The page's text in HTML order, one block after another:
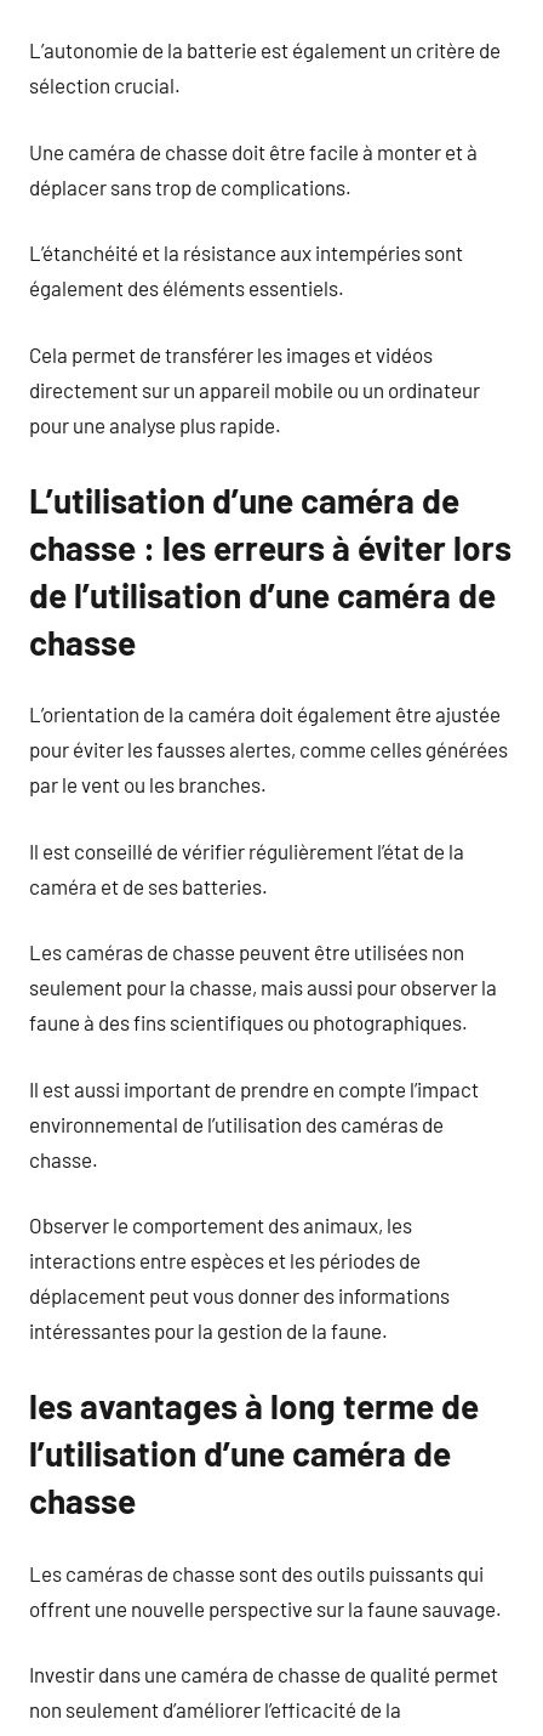
L’autonomie de la batterie est également un critère de
sélection crucial.
Une caméra de chasse doit être facile à monter et à
déplacer sans trop de complications.
L’étanchéité et la résistance aux intempéries sont
également des éléments essentiels.
Cela permet de transférer les images et vidéos
directement sur un appareil mobile ou un ordinateur
pour une analyse plus rapide.
L’utilisation d’une caméra de
chasse : les erreurs à éviter lors
de l’utilisation d’une caméra de
chasse
L’orientation de la caméra doit également être ajustée
pour éviter les fausses alertes, comme celles générées
par le vent ou les branches.
Il est conseillé de vérifier régulièrement l’état de la
caméra et de ses batteries.
Les caméras de chasse peuvent être utilisées non
seulement pour la chasse, mais aussi pour observer la
faune à des fins scientifiques ou photographiques.
Il est aussi important de prendre en compte l’impact
environnemental de l’utilisation des caméras de
chasse.
Observer le comportement des animaux, les
interactions entre espèces et les périodes de
déplacement peut vous donner des informations
intéressantes pour la gestion de la faune.
les avantages à long terme de
l’utilisation d’une caméra de
chasse
Les caméras de chasse sont des outils puissants qui
offrent une nouvelle perspective sur la faune sauvage.
Investir dans une caméra de chasse de qualité permet
non seulement d’améliorer l’efficacité de la